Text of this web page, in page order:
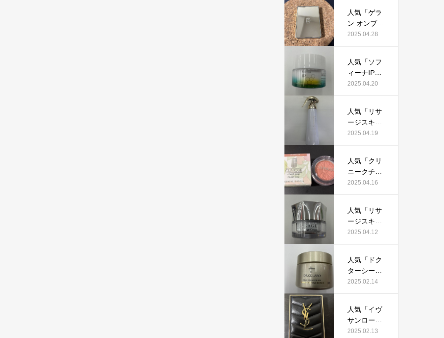
当におすす
め？美容マ
ニアが実際
コミを検
証！
人気「ゲラ
ン オンブル
ジェオーラ
グロウ」っ
すすめ？美
容マニアの
私が実際使
コミを検
証！
2025.04.28
人気「ソフ
ィーナIPゴ
ールデンタ
イムリペア
リーム」っ
て本当にお
すすめ？美
実際使用し
て口コミを
検証！
2025.04.20
人気「リサ
ージスキン
メインテナ
イザーD
当におすす
め？美容マ
ニアの私が
て、口コミ
を検証！
2025.04.19
人気「クリ
ニークチー
クポップ」
って本当に
美容マニア
が実際使用
して口コミ
2025.04.16
人気「リサ
ージスキン
チェンジク
リーム」っ
すすめ？美
容マニアが
実際使用し
検証！
2025.04.12
人気「ドク
ターシーラ
ボ薬用アク
アコラーゲ
リッチリン
クルリペ
ア」って本
2025.02.14
人気「イヴ
サンローラ
ン クチュー
2025.02.13